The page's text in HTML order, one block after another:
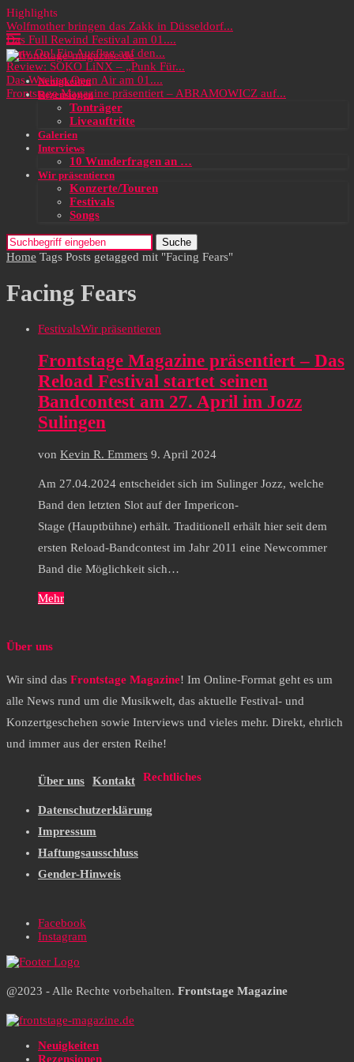
Highlights
Wolfmother bringen das Zakk in Düsseldorf...
Das Full Rewind Festival am 01....
Party On! Ein Ausflug auf den...
Review: SOKO LiNX – „Punk Für...
Das Wacken Open Air am 01....
Frontstage Magazine präsentiert – ABRAMOWICZ auf...
Neuigkeiten
Rezensionen
Tonträger
Liveauftritte
Galerien
Interviews
10 Wunderfragen an …
Wir präsentieren
Konzerte/Touren
Festivals
Songs
Suche
Home Tags Posts getagged mit "Facing Fears"
Facing Fears
FestivalsWir präsentieren
Frontstage Magazine präsentiert – Das
Reload Festival startet seinen
Bandcontest am 27. April im Jozz
Sulingen
von Kevin R. Emmers 9. April 2024
Am 27.04.2024 entscheidet sich im Sulinger Jozz, welche
Band den letzten Slot auf der Impericon-
Stage (Hauptbühne) erhält. Traditionell erhält hier seit dem
ersten Reload-Bandcontest im Jahr 2011 eine Newcommer
Band die Möglichkeit sich…
Mehr
Über uns
Wir sind das Frontstage Magazine! Im Online-Format geht es um
alle News rund um die Musikwelt, das aktuelle Festival- und
Konzertgeschehen sowie Interviews und vieles mehr. Direkt, ehrlich
und immer aus der ersten Reihe!
Über uns Kontakt Rechtliches
Datenschutzerklärung
Impressum
Haftungsausschluss
Gender-Hinweis
Facebook
Instagram
@2023 - Alle Rechte vorbehalten. Frontstage Magazine
Neuigkeiten
Rezensionen